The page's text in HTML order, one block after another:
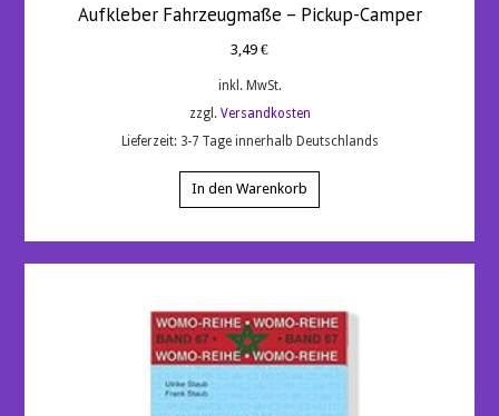
Aufkleber Fahrzeugmaße – Pickup-Camper
3,49 €
inkl. MwSt.
zzgl. Versandkosten
Lieferzeit: 3-7 Tage innerhalb Deutschlands
In den Warenkorb